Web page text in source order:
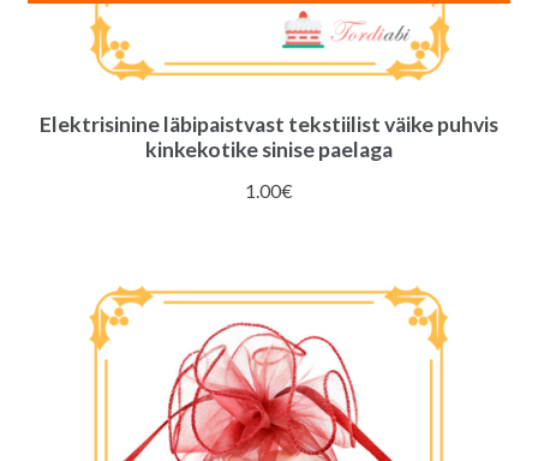
Elektrisinine läbipaistvast tekstiilist väike puhvis
kinkekotike sinise paelaga
1.00€